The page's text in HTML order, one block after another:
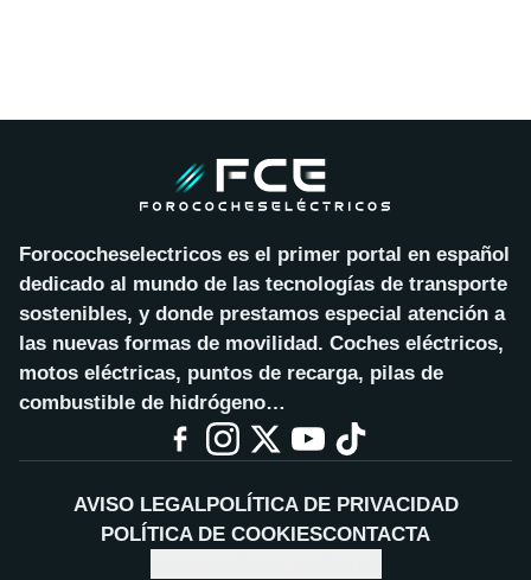
Forococheselectricos es el primer portal en español
dedicado al mundo de las tecnologías de transporte
sostenibles, y donde prestamos especial atención a
las nuevas formas de movilidad. Coches eléctricos,
motos eléctricas, puntos de recarga, pilas de
combustible de hidrógeno…
AVISO LEGALPOLÍTICA DE PRIVACIDAD
POLÍTICA DE COOKIESCONTACTA